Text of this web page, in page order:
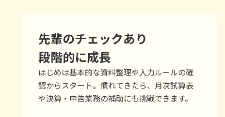
先輩のチェックあり
段階的に成長
はじめは基本的な資料整理や入力ルールの確
認からスタート。慣れてきたら、月次試算表
や決算・申告業務の補助にも挑戦できます。